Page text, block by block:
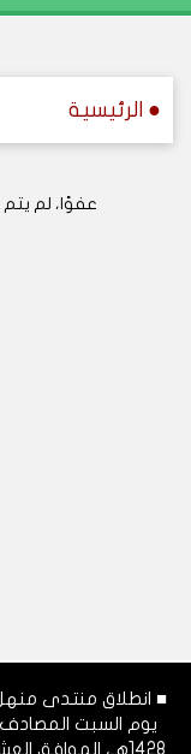
● الرئيسية
عفوًا، لم
■ انطلاق منتدى منهل
يوم السبت
1428هـ، الموافق